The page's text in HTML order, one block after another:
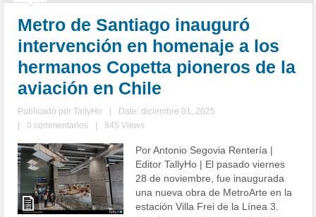
Metro de Santiago inauguró
intervención en homenaje a los
hermanos Copetta pioneros de la
aviación en Chile
Publicado porTallyHo
Date: diciembre 01, 2025
0 commentarios 845 Views
Por Antonio Segovia Rentería |
Editor TallyHo | El pasado viernes
28 de noviembre, fue inaugurada
una nueva obra de MetroArte en la
estación Villa Frei de la Línea 3.